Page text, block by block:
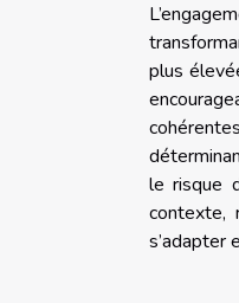
plus
le risque
contexte,
s’adapter